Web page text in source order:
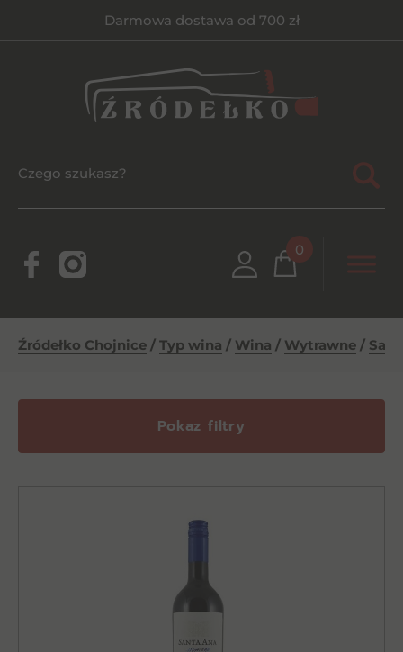
Darmowa dostawa od 700 zł
0
Źródełko Chojnice / Typ wina / Wina / Wytrawne /
Pokaz filtry